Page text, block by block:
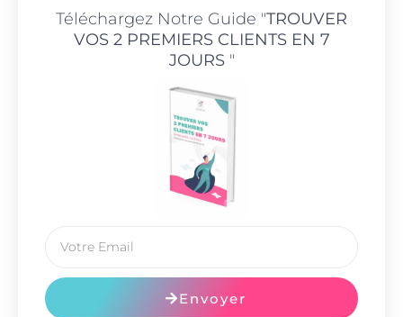
Téléchargez Notre Guide "TROUVER
VOS 2 PREMIERS CLIENTS EN 7
JOURS"
Envoyer